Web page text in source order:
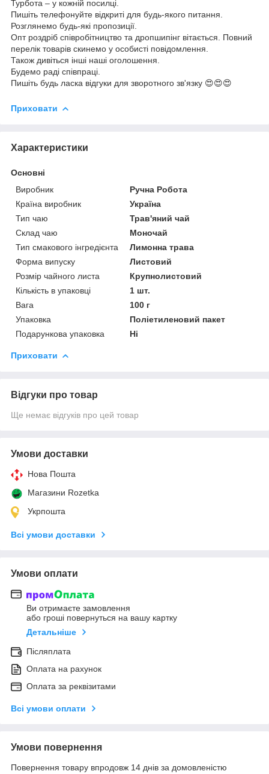
Турбота – у кожній посилці.
Пишіть телефонуйте відкриті для будь-якого питання.
Розглянемо будь-які пропозиції.
Опт роздріб співробітництво та дропшипінг вітається. Повний
перелік товарів скинемо у особисті повідомлення.
Також дивіться інші наші оголошення.
Будемо раді співпраці.
Пишіть будь ласка відгуки для зворотного зв'язку 😍😍😍
Приховати
Характеристики
Основні
Виробник
Ручна Робота
Країна виробник
Україна
Тип чаю
Трав'яний чай
Склад чаю
Моночай
Тип смакового інгредієнта
Лимонна трава
Форма випуску
Листовий
Розмір чайного листа
Крупнолистовий
Кількість в упаковці
1 шт.
Вага
100 г
Упаковка
Поліетиленовий пакет
Подарункова упаковка
Ні
Приховати
Відгуки про товар
Ще немає відгуків про цей товар
Умови доставки
Нова Пошта
Магазини Rozetka
Укрпошта
Всі умови доставки
Умови оплати
Ви отримаєте замовлення
або гроші повернуться на вашу картку
Детальніше
Післяплата
Оплата на рахунок
Оплата за реквізитами
Всі умови оплати
Умови повернення
Повернення товару впродовж 14 днів за домовленістю